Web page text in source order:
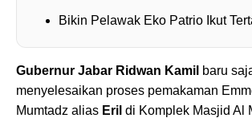
Bikin Pelawak Eko Patrio Ikut
Gubernur Jabar Ridwan Kamil baru
menyelesaikan proses pemakaman
Mumtadz alias Eril di Komplek Masjid Al